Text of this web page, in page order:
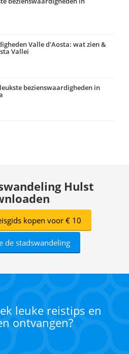
Valle d'Aosta: wat zien &
Vallei
bezienswaardigheden in
Hulst
kopen voor € 10
de stadswandeling
leuke reistips en
ontvangen?